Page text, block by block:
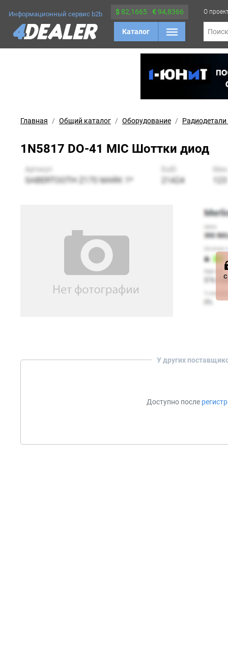
Информационный сервис b2b $ 82,1665 €94,8366
Каталог
О
Поиск
Главная Общий каталог Оборудование
1N5817 DO-41 MIC Шоттки диод
У других
Доступно после